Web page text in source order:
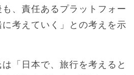
、責任あるプラットフォー
考えていく」との考えを示
「日本で、旅行を考えると